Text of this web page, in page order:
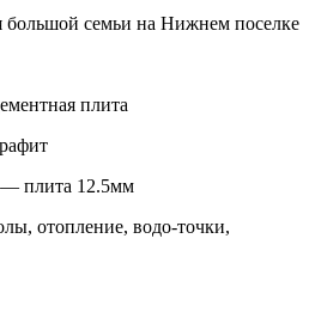
семьи на Нижнем поселке
плита
— плита 12.5мм
отопление, водо-точки,